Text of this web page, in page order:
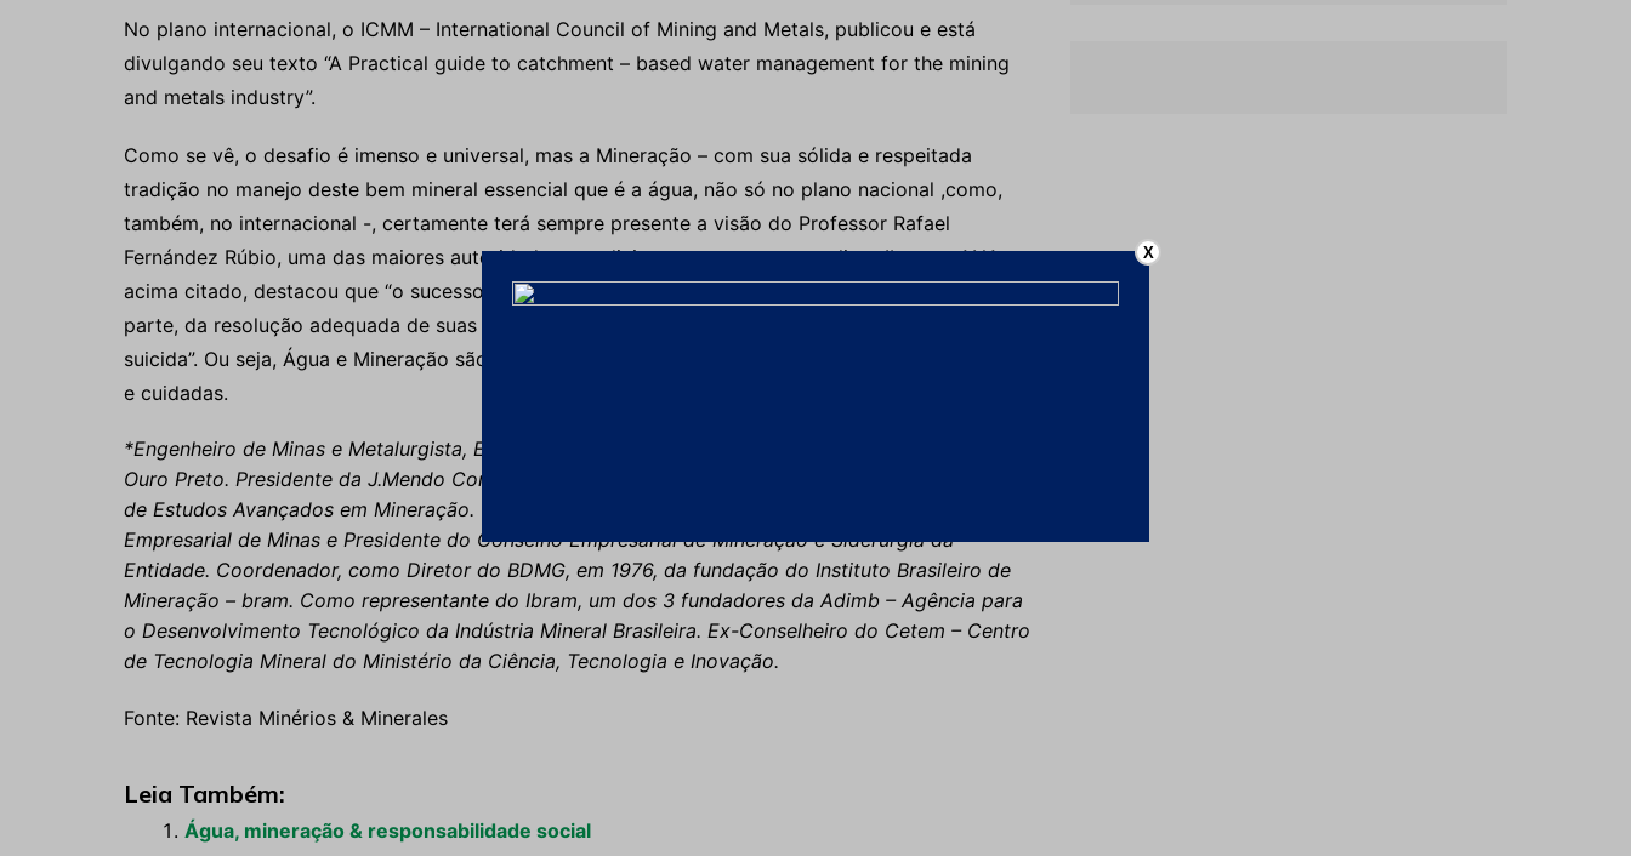
No plano internacional, o ICMM – International Council of Mining and Metals, publicou e está
divulgando seu texto “A Practical guide to catchment – based water management for the mining
and metals industry”.
Como se vê, o desafio é imenso e universal, mas a Mineração – com sua sólida e respeitada
tradição no manejo deste bem mineral essencial que é a água, não só no plano nacional ,como,
também, no internacional -, certamente terá sempre presente a visão do Professor Rafael
Fernández Rúbio, uma das maiores autoridades mundiais no assunto,que, no livro Ibram – ANA
acima citado, destacou que “o sucesso de uma operação em Mineração depende, em grande
parte, da resolução adequada de suas interações com a água. Não agir assim é uma atitude
suicida”. Ou seja, Água e Mineração são irmãs siamesas e, como tal, deverão ser, sempre, geridas
e cuidadas.
*Engenheiro de Minas e Metalurgista, EEUFMG, 1961. Ex-Aluno Honorário da Escola de Minas de
Ouro Preto. Presidente da J.Mendo Consultoria Ltda. Fundador e Presidente do Ceamin – Centro
de Estudos Avançados em Mineração. Vice-Presidente da ACMinas – Associação Comercial e
Empresarial de Minas e Presidente do Conselho Empresarial de Mineração e Siderurgia da
Entidade. Coordenador, como Diretor do BDMG, em 1976, da fundação do Instituto Brasileiro de
Mineração – bram. Como representante do Ibram, um dos 3 fundadores da Adimb – Agência para
o Desenvolvimento Tecnológico da Indústria Mineral Brasileira. Ex-Conselheiro do Cetem – Centro
de Tecnologia Mineral do Ministério da Ciência, Tecnologia e Inovação.
Fonte: Revista Minérios & Minerales
Leia Também:
Água, mineração & responsabilidade social
X